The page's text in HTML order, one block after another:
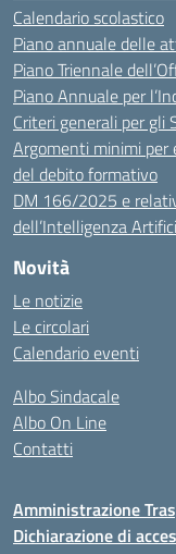
Calendario scolastico
Piano annuale delle
Piano Triennale
Piano Annuale per
Criteri generali per gli
Argomenti minimi per
del debito formativo
DM 166/2025 e
dell’Intelligenza
Novità
Le notizie
Le circolari
Calendario eventi
Albo Sindacale
Albo On Line
Contatti
Amministrazione
Dichiarazione di